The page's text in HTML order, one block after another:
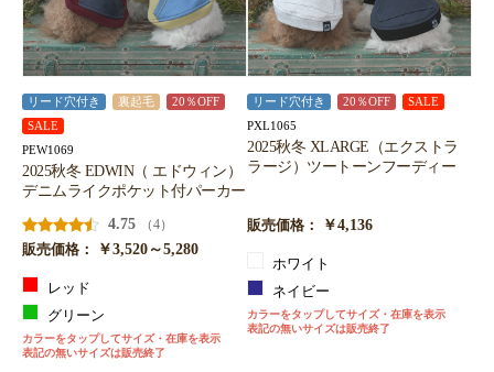
リード穴付き 裏起毛
20％OFF
SALE
PEW1069
2025秋冬 EDWIN（ エドウィン）
デニムライクポケット付パーカー
4.75
（4）
販売価格：
￥3,520～5,280
レッド
グリーン
カラーをタップしてサイズ・在庫を表示
表記の無いサイズは販売終了
リード穴付き 20％OFF SALE
PXL1065
2025秋冬 XLARGE（エクストラ
ラージ）ツートーンフーディー
販売価格： ￥4,136
ホワイト
ネイビー
カラーをタップしてサイズ・在庫を表示
表記の無いサイズは販売終了